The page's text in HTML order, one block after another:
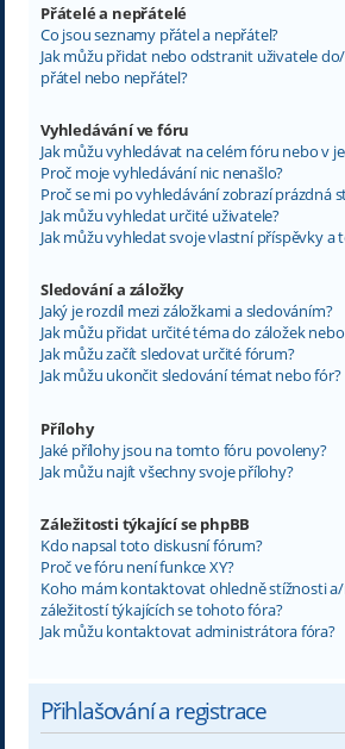
Přátelé a nepřátelé
Co jsou seznamy přátel a nepřátel?
Jak můžu přidat nebo odstranit uživatele
přátel nebo nepřátel?
Vyhledávání ve fóru
Jak můžu vyhledávat na celém fóru nebo v
Proč moje vyhledávání nic nenašlo?
Proč se mi po vyhledávání zobrazí prázdná
Jak můžu vyhledat určité uživatele?
Jak můžu vyhledat svoje vlastní příspěvky a
Sledování a záložky
Jaký je rozdíl mezi záložkami a sledováním?
Jak můžu přidat určité téma do záložek
Jak můžu začít sledovat určité fórum?
Jak můžu ukončit sledování témat nebo fór?
Přílohy
Jaké přílohy jsou na tomto fóru povoleny?
Jak můžu najít všechny svoje přílohy?
Záležitosti týkající se phpBB
Kdo napsal toto diskusní fórum?
Proč ve fóru není funkce XY?
Koho mám kontaktovat ohledně stížnosti
záležitostí týkajících se tohoto fóra?
Jak můžu kontaktovat administrátora fóra?
Přihlašování a registrace